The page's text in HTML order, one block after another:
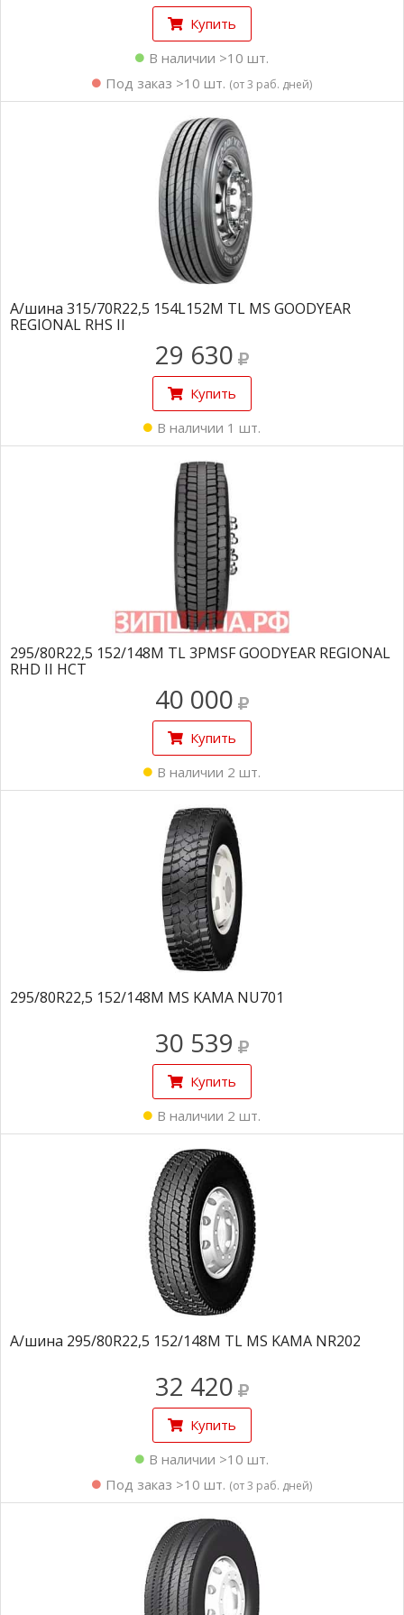
Купить
В наличии >10 шт.
Под заказ >10 шт. (от 3 раб. дней)
А/шина 315/70R22,5 154L152M TL MS GOODYEAR
REGIONAL RHS II
29 630
Купить
В наличии 1 шт.
295/80R22,5 152/148M TL 3PMSF GOODYEAR REGIONAL
RHD II HCT
40 000
Купить
В наличии 2 шт.
295/80R22,5 152/148M MS KAMA NU701
30 539
Купить
В наличии 2 шт.
А/шина 295/80R22,5 152/148M TL MS KAMA NR202
32 420
Купить
В наличии >10 шт.
Под заказ >10 шт. (от 3 раб. дней)